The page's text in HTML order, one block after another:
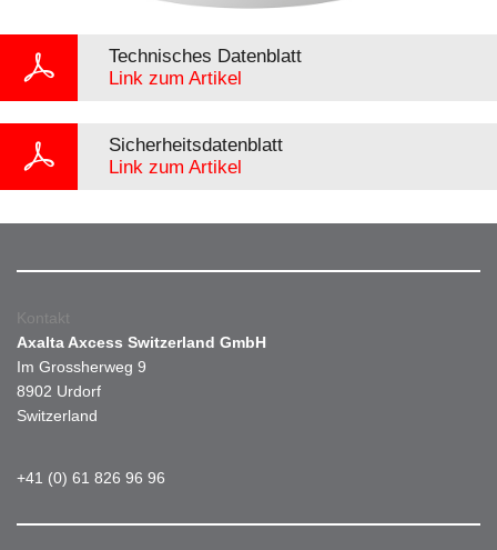
Technisches Datenblatt
Link zum Artikel
Sicherheitsdatenblatt
Link zum Artikel
Kontakt
Axalta Axcess Switzerland GmbH
Im Grossherweg 9
8902 Urdorf
Switzerland
+41 (0) 61 826 96 96